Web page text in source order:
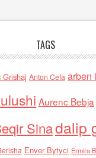
TAGS
Grishaj Anton Cefa arben
Aurenc Bebja
Sinadalip
Enver Bytyci Ermira